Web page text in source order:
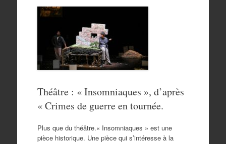
Théâtre : « Insomniaques », d’après
« Crimes de guerre en tournée.
Plus que du théâtre.« Insomniaques » est une
pièce historique. Une pièce qui s’intéresse à la